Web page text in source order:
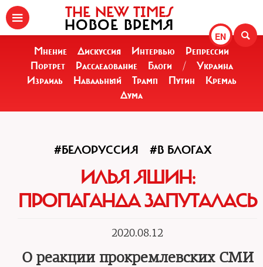
EN
THE NEW TIMES
НОВОЕ ВРЕМЯ
Мнение Дискуссия Интервью
Репрессии
Портрет
Расследование Блоги /
Украина
Израиль
Навальный Трамп Путин
Кремль
Дума
#БЕЛОРУССИЯ #В БЛОГАХ
ИЛЬЯ ЯШИН:
ПРОПАГАНДА ЗАПУТАЛАСЬ
2020.08.12
О реакции прокремлевских СМИ